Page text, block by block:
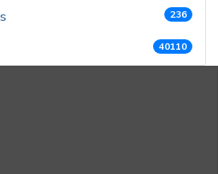
236
40110